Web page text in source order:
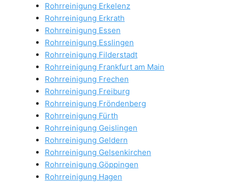
Rohrreinigung Erkelenz
Rohrreinigung Erkrath
Rohrreinigung Essen
Rohrreinigung Esslingen
Rohrreinigung Filderstadt
Rohrreinigung Frankfurt am Main
Rohrreinigung Frechen
Rohrreinigung Freiburg
Rohrreinigung Fröndenberg
Rohrreinigung Fürth
Rohrreinigung Geislingen
Rohrreinigung Geldern
Rohrreinigung Gelsenkirchen
Rohrreinigung Göppingen
Rohrreinigung Hagen